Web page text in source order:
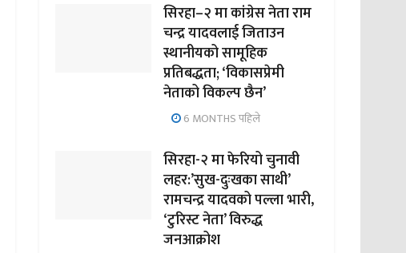
सिरहा–२ मा कांग्रेस नेता राम
चन्द्र यादवलाई जिताउन
स्थानीयको सामूहिक
प्रतिबद्धता; ‘विकासप्रेमी
नेताको विकल्प छैन’
6 MONTHS पहिले
सिरहा-२ मा फेरियो चुनावी
लहर:’सुख-दुःखका साथी’
रामचन्द्र यादवको पल्ला भारी,
‘टुरिस्ट नेता’ विरुद्ध
जनआक्रोश